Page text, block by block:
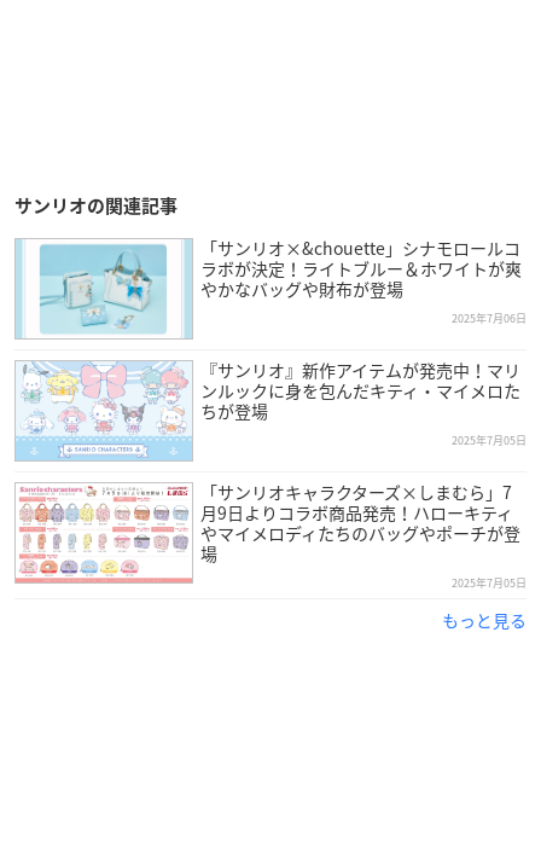
サンリオの関連記事
「サンリオ×&chouette」シナモロールコ
ラボが決定！ライトブルー＆ホワイトが爽
やかなバッグや財布が登場
2025年7月06日
『サンリオ』新作アイテムが発売中！マリ
ンルックに身を包んだキティ・マイメロた
ちが登場
2025年7月05日
「サンリオキャラクターズ×しまむら」7
月9日よりコラボ商品発売！ハローキティ
やマイメロディたちのバッグやポーチが登
場
2025年7月05日
もっと見る